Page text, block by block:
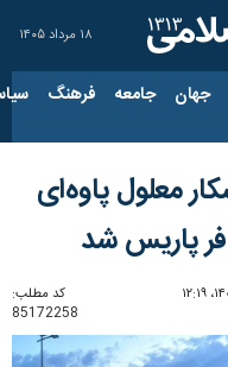
۱۸ مرداد ۱۴۰۵
جهان جامعه فرهنگ
معلول پاوه‌ای
پاریس شد
کد مطلب:
85172258